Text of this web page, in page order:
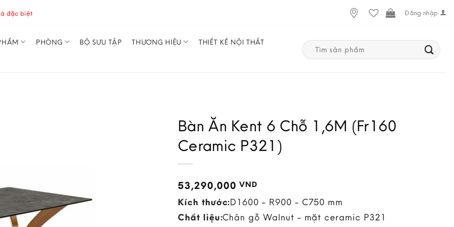
đặc biệt Đăng nhập
PHÒNG BỘ SƯU TẬP THƯƠNG HIỆU THIẾT KẾ NỘI THẤT
Search
for:
Bàn Ăn Kent 6 Chỗ 1,6M (Fr160
Ceramic P321)
53,290,000VND
Kích thước:D1600 - R900 - C750 mm
Chất liệu:Chân gỗ Walnut - mặt ceramic P321